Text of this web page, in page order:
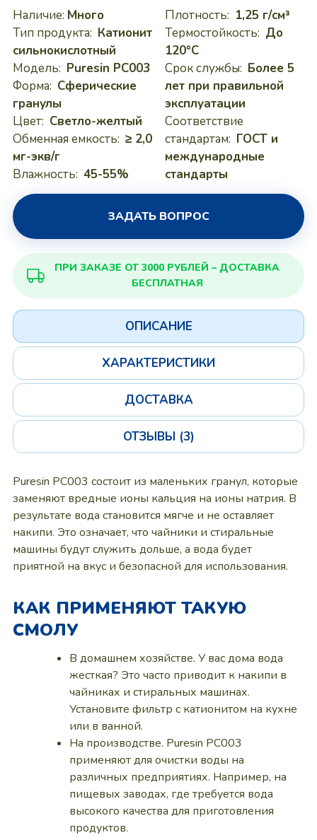
Наличие: Много
Тип продукта: Катионит
сильнокислотный
Модель: Puresin PC003
Форма: Сферические
гранулы
Цвет: Светло-желтый
Обменная емкость: ≥ 2,0
мг-экв/г
Влажность: 45-55%
Плотность: 1,25 г/см³
Термостойкость: До
120°C
Срок службы: Более 5
лет при правильной
эксплуатации
Соответствие
стандартам: ГОСТ и
международные
стандарты
ЗАДАТЬ ВОПРОС
ПРИ ЗАКАЗЕ ОТ 3000 РУБЛЕЙ – ДОСТАВКА
БЕСПЛАТНАЯ
ОПИСАНИЕ
ХАРАКТЕРИСТИКИ
ДОСТАВКА
ОТЗЫВЫ (3)
Puresin PC003 состоит из маленьких гранул, которые
заменяют вредные ионы кальция на ионы натрия. В
результате вода становится мягче и не оставляет
накипи. Это означает, что чайники и стиральные
машины будут служить дольше, а вода будет
приятной на вкус и безопасной для использования.
КАК ПРИМЕНЯЮТ ТАКУЮ
СМОЛУ
В домашнем хозяйстве. У вас дома вода
жесткая? Это часто приводит к накипи в
чайниках и стиральных машинах.
Установите фильтр с катионитом на кухне
или в ванной.
На производстве. Puresin PC003
применяют для очистки воды на
различных предприятиях. Например, на
пищевых заводах, где требуется вода
высокого качества для приготовления
продуктов.